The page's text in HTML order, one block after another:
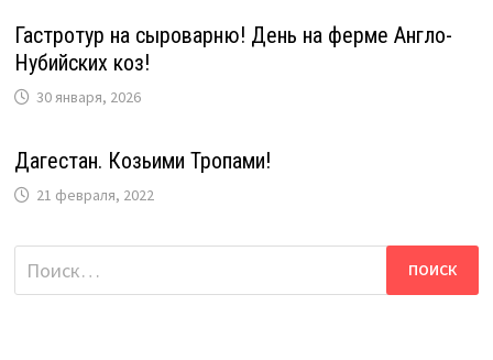
Гастротур на сыроварню! День на ферме Англо-
Нубийских коз!
30 января, 2026
Дагестан. Козьими Тропами!
21 февраля, 2022
Найти: